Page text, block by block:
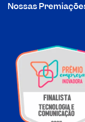
Nossas